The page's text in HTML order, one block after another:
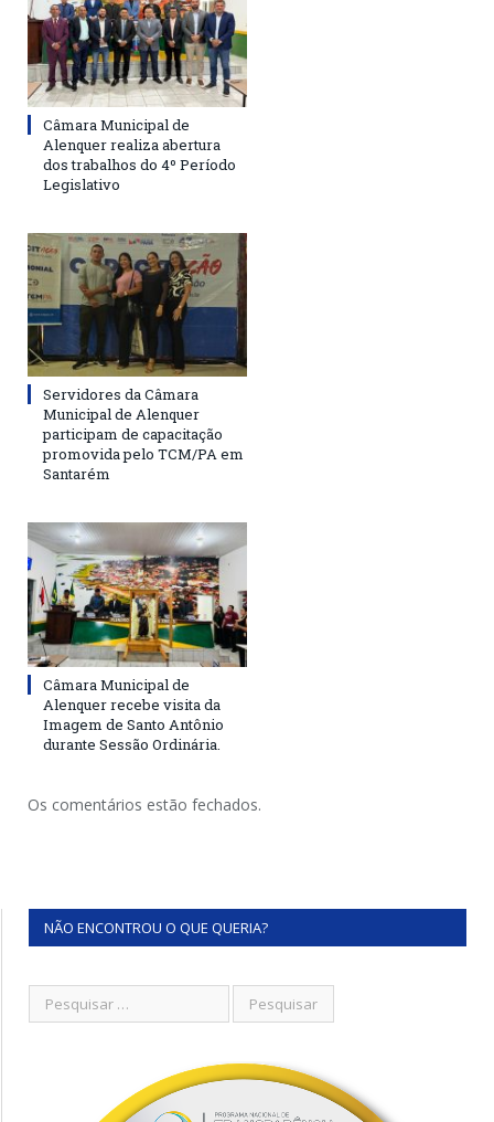
Câmara Municipal de
Alenquer realiza abertura
dos trabalhos do 4º Período
Legislativo
Servidores da Câmara
Municipal de Alenquer
participam de capacitação
promovida pelo TCM/PA em
Santarém
Câmara Municipal de
Alenquer recebe visita da
Imagem de Santo Antônio
durante Sessão Ordinária.
Os comentários estão fechados.
NÃO ENCONTROU O QUE QUERIA?